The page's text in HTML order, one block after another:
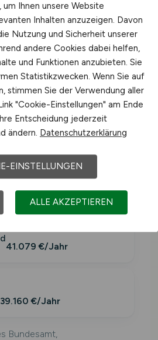
Vollzeit,
Land- und Forstwirtschaft,
Sektion A). Inklusive
41.079
€/Jahr
≈ 3.423
€/Monat
€/Jahr
41.079 €/Jahr
39.160 €/Jahr
Bundesamt,
Ihnen unsere Website
Inhalten anzuzeigen. Davon
Nutzung und Sicherheit unserer
andere Cookies dabei helfen,
und Funktionen anzubieten. Sie
Statistikzwecken. Wenn Sie auf
stimmen Sie der Verwendung aller
"Cookie-Einstellungen" am Ende
Entscheidung jederzeit
ändern. Datenschutzerklärung
EINSTELLUNGEN
ALLE AKZEPTIEREN